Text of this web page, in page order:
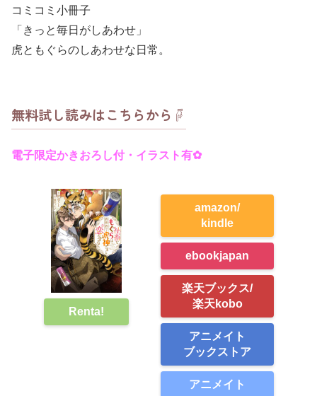
コミコミ小冊子
「きっと毎日がしあわせ」
虎ともぐらのしあわせな日常。
無料試し読みはこちらから☟
電子限定かきおろし付・イラスト有✿
Renta!
amazon/
kindle
ebookjapan
楽天ブックス/
楽天kobo
アニメイト
ブックストア
アニメイト